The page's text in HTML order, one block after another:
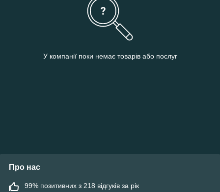
У компанії поки немає товарів або послуг
Про нас
99% позитивних з 218 відгуків за рік